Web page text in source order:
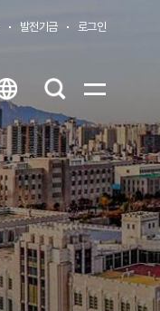
발전기금 로그인